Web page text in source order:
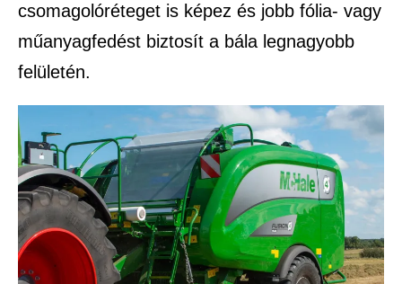
csomagolóréteget is képez és jobb fólia- vagy
műanyagfedést biztosít a bála legnagyobb
felületén.